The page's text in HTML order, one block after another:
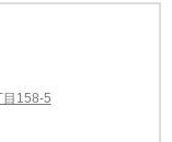
目158-5